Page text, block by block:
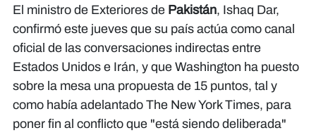
El ministro de Exteriores de Pakistán, Ishaq Dar,
confirmó este jueves que su país actúa como canal
oficial de las conversaciones indirectas entre
Estados Unidos e Irán, y que Washington ha puesto
sobre la mesa una propuesta de 15 puntos, tal y
como había adelantado The New York Times, para
poner fin al conflicto que "está siendo deliberada"